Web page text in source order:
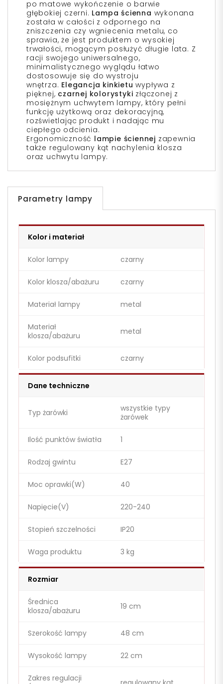
po matowe wykończenie o barwie
głębokiej czerni. Lampa ścienna wykonana
została w całości z odpornego na
zniszczenia czy wgniecenia metalu, co
sprawia, że jest produktem o wysokiej
trwałości, mogącym posłużyć długie lata. Z
racji swojego uniwersalnego,
minimalistycznego wyglądu łatwo
dostosowuje się do wystroju
wnętrza. Elegancja kinkietuwypływa z
pięknej, czarnej kolorystyki złączonej z
mosiężnym uchwytem lampy, który pełni
funkcję użytkową oraz dekoracyjną,
rozświetlając produkt i nadając mu
ciepłego odcienia.
Ergonomiczność lampie ściennej zapewnia
także regulowany kąt nachylenia klosza
oraz uchwytu lampy.
Parametry lampy
Kolor i materiał
Kolor lampy czarny
Kolor klosza/abażuru czarny
Materiał lampy metal
Materiał
klosza/abażuru
metal
Kolor podsufitki czarny
Dane techniczne
Typ żarówki
wszystkie typy
żarówek
Ilość punktów światła 1
Rodzaj gwintu E27
Moc oprawki(W) 40
Napięcie(V) 220-240
Stopień szczelności IP20
Waga produktu 3 kg
Rozmiar
Średnica
klosza/abażuru
19 cm
Szerokość lampy 48 cm
Wysokość lampy 22 cm
Zakres regulacji